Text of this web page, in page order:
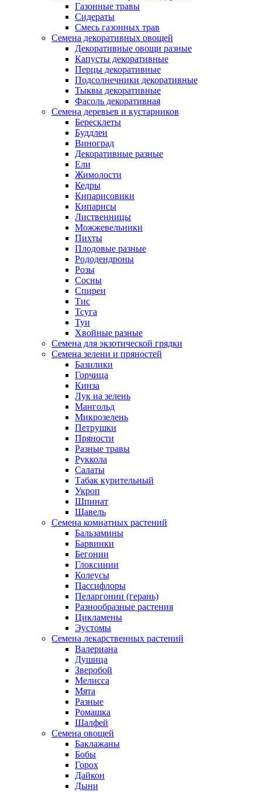
Газонные травы
Сидераты
Смесь газонных трав
Семена декоративных овощей
Декоративные овощи разные
Капусты декоративные
Перцы декоративные
Подсолнечники декоративные
Тыквы декоративные
Фасоль декоративная
Семена деревьев и кустарников
Бересклеты
Буддлеи
Виноград
Декоративные разные
Ели
Жимолости
Кедры
Кипарисовики
Кипарисы
Лиственницы
Можжевельники
Пихты
Плодовые разные
Рододендроны
Розы
Сосны
Спиреи
Тис
Тсуга
Туи
Хвойные разные
Семена для экзотической грядки
Семена зелени и пряностей
Базилики
Горчица
Кинза
Лук на зелень
Мангольд
Микрозелень
Петрушки
Пряности
Разные травы
Руккола
Салаты
Табак курительный
Укроп
Шпинат
Щавель
Семена комнатных растений
Бальзамины
Барвинки
Бегонии
Глоксинии
Колеусы
Пассифлоры
Пеларгонии (герань)
Разнообразные растения
Цикламены
Эустомы
Семена лекарственных растений
Валериана
Душица
Зверобой
Мелисса
Мята
Разные
Ромашка
Шалфей
Семена овощей
Баклажаны
Бобы
Горох
Дайкон
Дыни